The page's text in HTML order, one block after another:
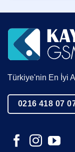
Türkiye'nin En İyi
0216 418 07